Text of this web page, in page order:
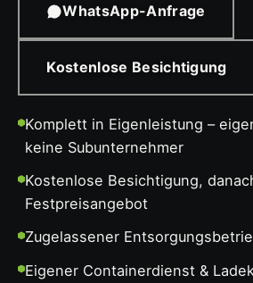
WhatsApp-Anfrage
Kostenlose Besichtigung
Komplett in Eigenleistung –
keine Subunternehmer
Kostenlose Besichtigung,
Festpreisangebot
Zugelassener
Eigener Containerdienst &